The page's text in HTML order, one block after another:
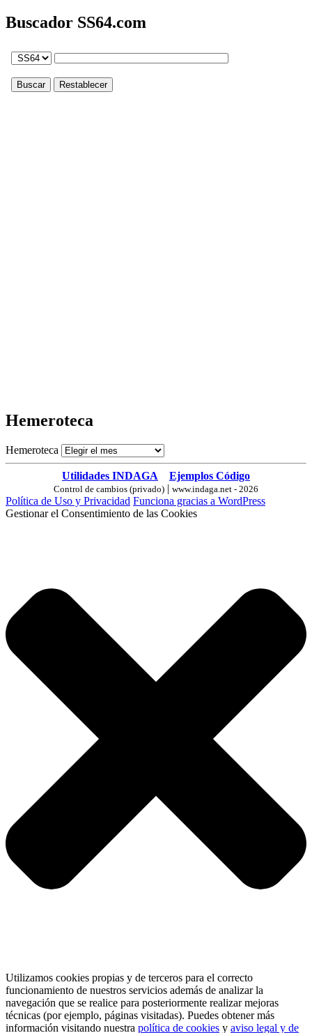
Buscador SS64.com
Hemeroteca
Hemeroteca
Utilidades INDAGA Ejemplos Código
Control de cambios (privado) | www.indaga.net - 2026
Política de Uso y Privacidad Funciona gracias a WordPress
Gestionar el Consentimiento de las Cookies
Utilizamos cookies propias y de terceros para el correcto
funcionamiento de nuestros servicios además de analizar la
navegación que se realice para posteriormente realizar mejoras
técnicas (por ejemplo, páginas visitadas). Puedes obtener más
información visitando nuestra política de cookies y aviso legal y de